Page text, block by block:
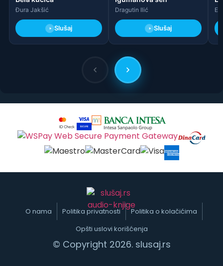
Đura Jakšić
Slušaj
Dragutin Ilić
Slušaj
O nama Politika privatnosti
Politika o kolačićima
Opšti uslovi korišćenja
© Copyright 2026. slusaj.rs